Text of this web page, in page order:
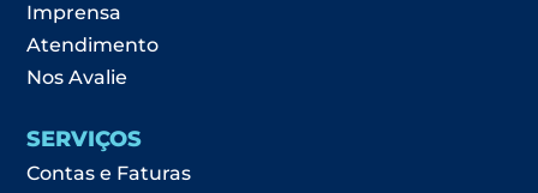
Imprensa
Atendimento
Nos Avalie
SERVIÇOS
Contas e Faturas